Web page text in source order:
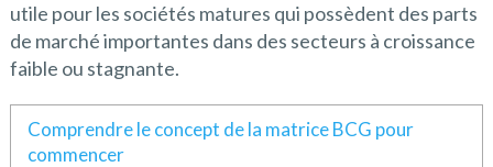
utile pour les sociétés matures qui possèdent des parts
de marché importantes dans des secteurs à croissance
faible ou stagnante.
Comprendre le concept de la matrice BCG pour
commencer